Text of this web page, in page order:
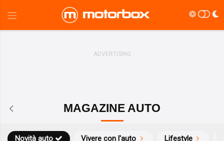
MAGAZINE AUTO
Novità auto Vivere con l'auto Lifestyle